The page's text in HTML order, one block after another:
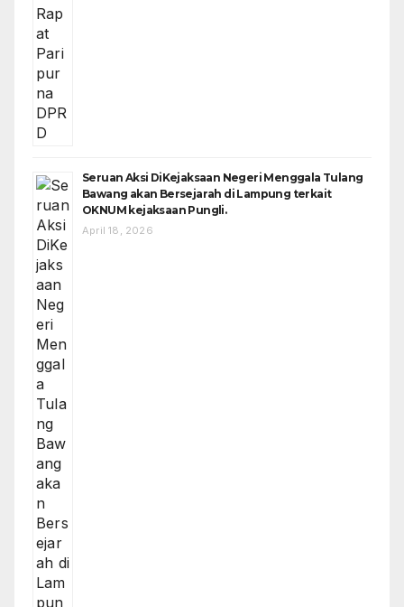
Seruan Aksi DiKejaksaan Negeri Menggala Tulang
Bawang akan Bersejarah di Lampung terkait
OKNUM kejaksaan Pungli.
April 18, 2026